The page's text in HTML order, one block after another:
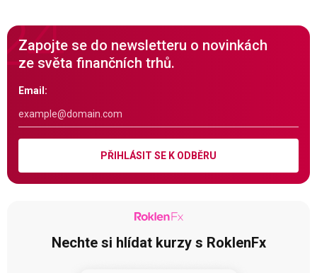
Zapojte se do newsletteru o novinkách
ze světa finančních trhů.
Email:
PŘIHLÁSIT SE K ODBĚRU
Nechte si hlídat kurzy s RoklenFx